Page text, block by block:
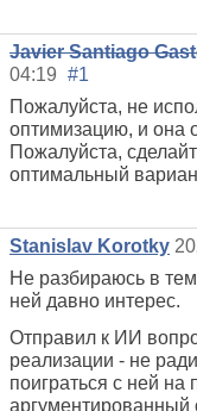
Javier Santiago
04:19 #1
Пожалуйста, не
оптимизацию, и она
Пожалуйста,
оптимальный
Stanislav Korotky
Не разбираюсь в
ней давно интерес.
Отправил к ИИ
реализации - не
поиграться с ней на
аргументированный